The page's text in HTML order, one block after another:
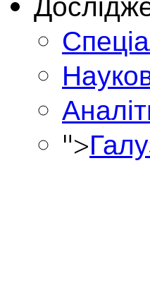
">